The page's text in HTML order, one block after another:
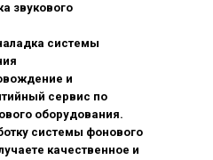
звукового
системы
и
сервис по
оборудования.
системы фонового
качественное и